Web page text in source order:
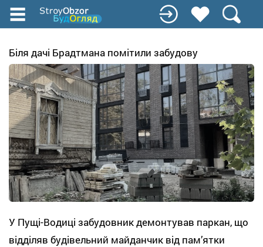
Перейти
до
вмісту
Біля дачі Брадтмана помітили забудову
У Пущі-Водиці забудовник демонтував паркан, що
відділяв будівельний майданчик від пам’ятки